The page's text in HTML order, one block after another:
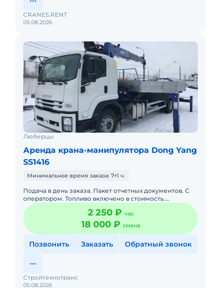
05.08.2026
CRANES.RENT
Люберцы
Аренда крана-манипулятора Dong Yang
SS1416
Минимальное время заказа: 7+1 ч.
Подача в день заказа. Пакет отчетных документов. С
оператором. Топливо включено в стоимость.
Долгосрочная аренда. Краткосрочная аренда. Сейчас
свободна. Техника
2 250 ₽ час
18 000 ₽ смена
Позвонить Заказать Обратный звонок
05.08.2026
Стройтехнотранс